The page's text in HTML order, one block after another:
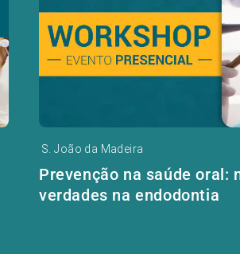
S. João da Madeira
Prevenção na saúde oral:
verdades na endodontia